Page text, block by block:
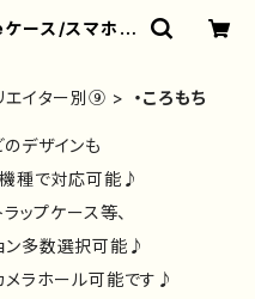
ース/スマホケ
エイター別⑨ ・ころもち
デザインも
種で対応可能♪
ップケース等、
ン多数選択可能♪
ラホール可能です♪